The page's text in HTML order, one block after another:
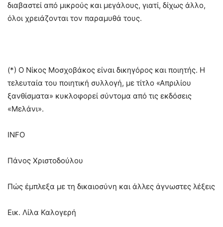
διαβαστεί από μικρούς και μεγάλους, γιατί, δίχως άλλο,
όλοι χρειάζονται τον παραμυθά τους.
(*) Ο Νίκος Μοσχοβάκος είναι δικηγόρος και ποιητής. Η
τελευταία του ποιητική συλλογή, με τίτλο «Απριλίου
ξανθίσματα» κυκλοφορεί σύντομα από τις εκδόσεις
«Μελάνι».
INFO
Πάνος Χριστοδούλου
Πώς έμπλεξα με τη δικαιοσύνη και άλλες άγνωστες λέξεις
Εικ. Λίλα Καλογερή